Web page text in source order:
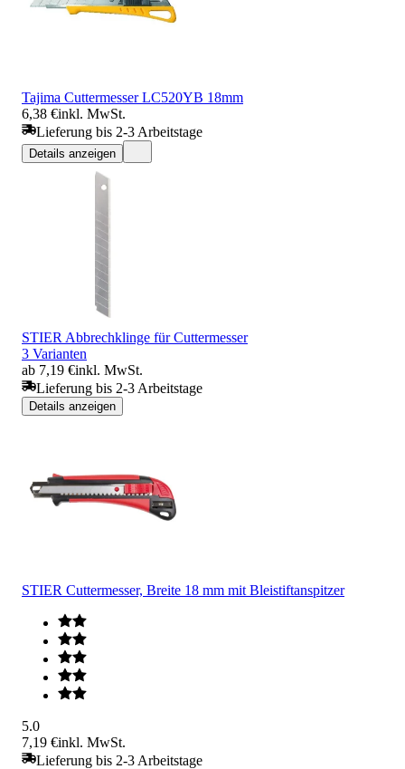
Tajima Cuttermesser LC520YB 18mm
6,38 €inkl. MwSt.
Lieferung bis 2-3 Arbeitstage
Details anzeigen
STIER Abbrechklinge für Cuttermesser
3 Varianten
ab 7,19 €inkl. MwSt.
Lieferung bis 2-3 Arbeitstage
Details anzeigen
STIER Cuttermesser, Breite 18 mm mit Bleistiftanspitzer
5.0
7,19 €inkl. MwSt.
Lieferung bis 2-3 Arbeitstage